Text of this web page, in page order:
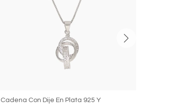
Cadena Con Dije En Plata 925 Y